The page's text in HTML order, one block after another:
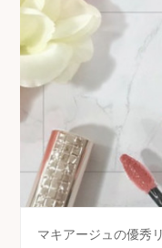
マキアージュの優秀